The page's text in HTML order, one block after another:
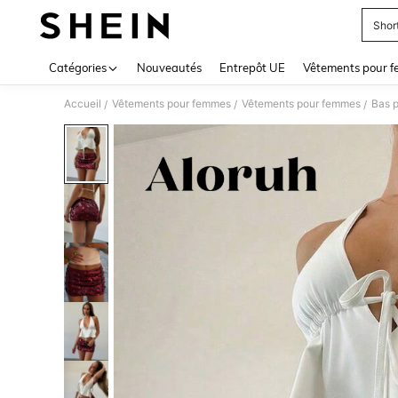
Catégories Nouveautés Entrepôt UE Vêtements pour
Accueil / Vêtements pour femmes / Vêtements pour femmes / Bas